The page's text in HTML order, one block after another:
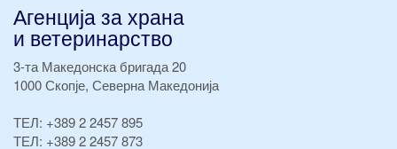
Агенција за храна
и ветеринарство
3-та Македонска бригада 20
1000 Скопје, Северна Македонија
ТЕЛ: +389 2 2457 895
ТЕЛ: +389 2 2457 873